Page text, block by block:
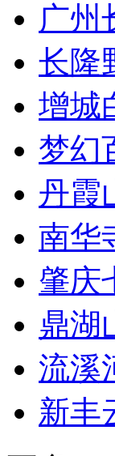
广州
长隆
增城
梦幻
丹霞
南华
肇庆
鼎湖
流溪
新丰